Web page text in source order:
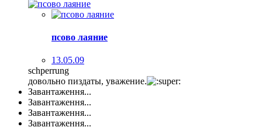
псово лаяние
13.05.09
schperrung
довольно пиздаты, уважение.
Завантаження...
Завантаження...
Завантаження...
Завантаження...